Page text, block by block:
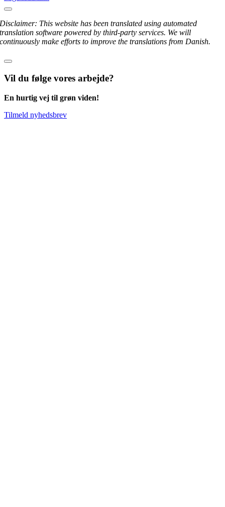
Disclaimer: This website has been translated using automated
translation software powered by third-party services. We will
continuously make efforts to improve the translations from Danish.
Vil du følge vores arbejde?
En hurtig vej til grøn viden!
Tilmeld nyhedsbrev